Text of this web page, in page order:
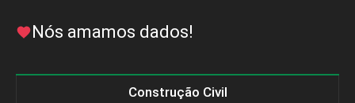
Nós amamos dados!
Construção Civil